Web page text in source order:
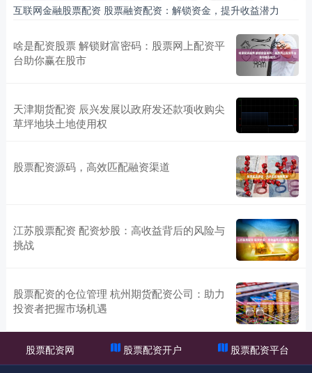
互联网金融股票配资 股票融资配资：解锁资金，提升收益潜力
啥是配资股票 解锁财富密码：股票网上配资平
台助你赢在股市
天津期货配资 辰兴发展以政府发还款项收购尖
草坪地块土地使用权
股票配资源码，高效匹配融资渠道
江苏股票配资 配资炒股：高收益背后的风险与
挑战
股票配资的仓位管理 杭州期货配资公司：助力
投资者把握市场机遇
股票配资网 股票配资开户 股票配资平台